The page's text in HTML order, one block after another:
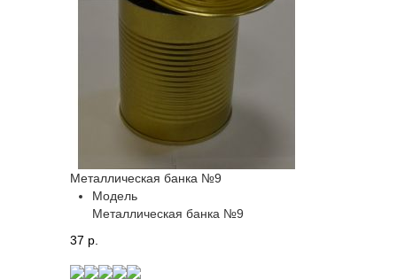
Металлическая банка №9
Модель
Металлическая банка №9
37 p.